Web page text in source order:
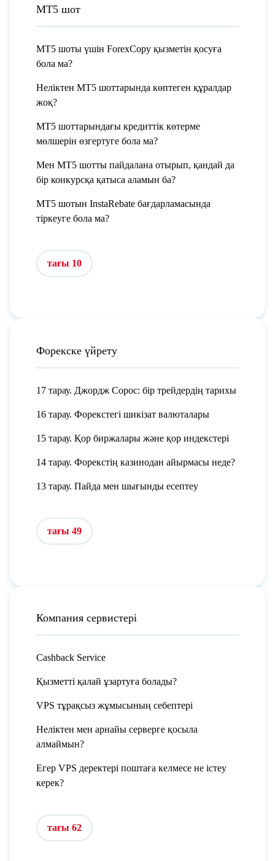
МТ5 шот
МТ5 шоты үшін ForexCopy қызметін қосуға
бола ма?
Неліктен MT5 шоттарында көптеген құралдар
жоқ?
МТ5 шоттарындағы кредиттік көтерме
мөлшерін өзгертуге бола ма?
Мен МТ5 шотты пайдалана отырып, қандай да
бір конкурсқа қатыса аламын ба?
МТ5 шотын InstaRebate бағдарламасында
тіркеуге бола ма?
тағы 10
Форекске үйрету
17 тарау. Джордж Сорос: бір трейдердің тарихы
16 тарау. Форекстегі шикізат валюталары
15 тарау. Қор биржалары және қор индекстері
14 тарау. Форекстің казинодан айырмасы неде?
13 тарау. Пайда мен шығынды есептеу
тағы 49
Компания сервистері
Cashback Service
Қызметті қалай ұзартуға болады?
VPS тұрақсыз жұмысының себептері
Неліктен мен арнайы серверге қосыла
алмаймын?
Егер VPS деректері поштаға келмесе не істеу
керек?
тағы 62